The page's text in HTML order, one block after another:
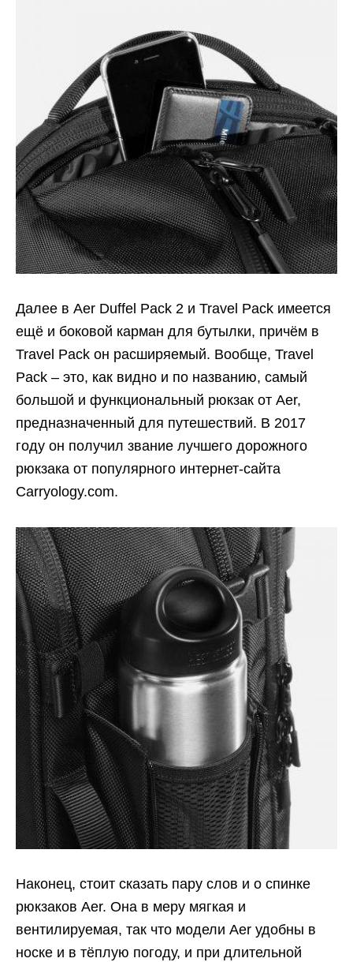
Далее в Aer Duffel Pack 2 и Travel Pack имеется
ещё и боковой карман для бутылки, причём в
Travel Pack он расширяемый. Вообще, Travel
Pack – это, как видно и по названию, самый
большой и функциональный рюкзак от Aer,
предназначенный для путешествий. В 2017
году он получил звание лучшего дорожного
рюкзака от популярного интернет-сайта
Carryology.com.
Наконец, стоит сказать пару слов и о спинке
рюкзаков Aer. Она в меру мягкая и
вентилируемая, так что модели Aer удобны в
носке и в тёплую погоду, и при длительной